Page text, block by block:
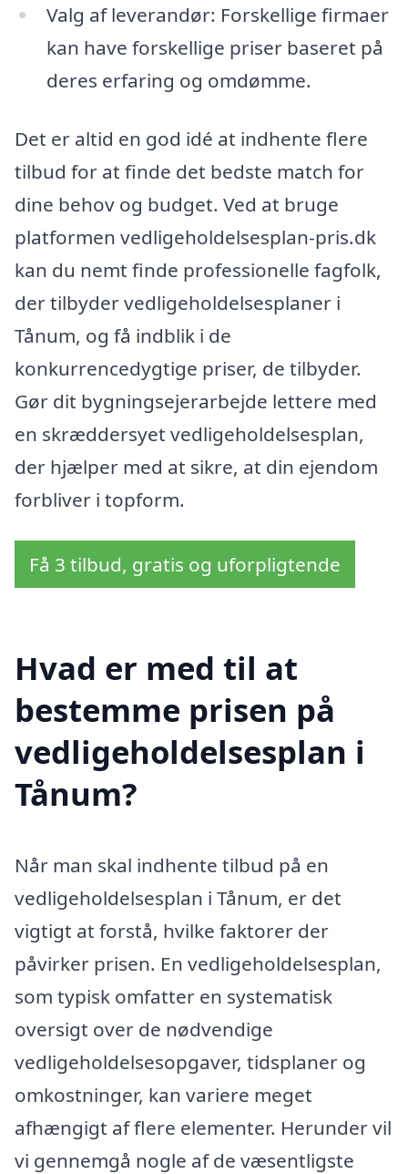
Valg af leverandør: Forskellige firmaer
kan have forskellige priser baseret på
deres erfaring og omdømme.
Det er altid en god idé at indhente flere
tilbud for at finde det bedste match for
dine behov og budget. Ved at bruge
platformen vedligeholdelsesplan-pris.dk
kan du nemt finde professionelle fagfolk,
der tilbyder vedligeholdelsesplaner i
Tånum, og få indblik i de
konkurrencedygtige priser, de tilbyder.
Gør dit bygningsejerarbejde lettere med
en skræddersyet vedligeholdelsesplan,
der hjælper med at sikre, at din ejendom
forbliver i topform.
Få 3 tilbud, gratis og uforpligtende
Hvad er med til at
bestemme prisen på
vedligeholdelsesplan i
Tånum?
Når man skal indhente tilbud på en
vedligeholdelsesplan i Tånum, er det
vigtigt at forstå, hvilke faktorer der
påvirker prisen. En vedligeholdelsesplan,
som typisk omfatter en systematisk
oversigt over de nødvendige
vedligeholdelsesopgaver, tidsplaner og
omkostninger, kan variere meget
afhængigt af flere elementer. Herunder vil
vi gennemgå nogle af de væsentligste